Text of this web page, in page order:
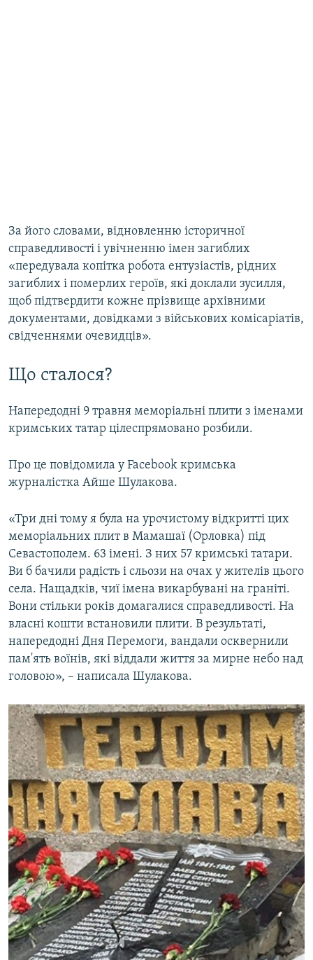
За його словами, відновленню історичної
справедливості і увічненню імен загиблих
«передувала копітка робота ентузіастів, рідних
загиблих і померлих героїв, які доклали зусилля,
щоб підтвердити кожне прізвище архівними
документами, довідками з військових комісаріатів,
свідченнями очевидців».
Що сталося?
Напередодні 9 травня меморіальні плити з іменами
кримських татар цілеспрямовано розбили.
Про це повідомила у Facebook кримська
журналістка Айше Шулакова.
«Три дні тому я була на урочистому відкритті цих
меморіальних плит в Мамашаї (Орловка) під
Севастополем. 63 імені. З них 57 кримські татари.
Ви б бачили радість і сльози на очах у жителів цього
села. Нащадків, чиї імена викарбувані на граніті.
Вони стільки років домагалися справедливості. На
власні кошти встановили плити. В результаті,
напередодні Дня Перемоги, вандали осквернили
пам'ять воїнів, які віддали життя за мирне небо над
головою», – написала Шулакова.